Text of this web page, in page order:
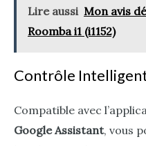
Lire aussi Mon avis
Roomba i1 (i1152)
Contrôle
Compatible avec
Google Assistant, vous